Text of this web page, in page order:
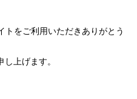
トをご利用いただきありがとう
上げます。